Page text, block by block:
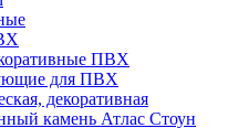
ПВХ
для ПВХ
декоративная
камень Атлас Стоун